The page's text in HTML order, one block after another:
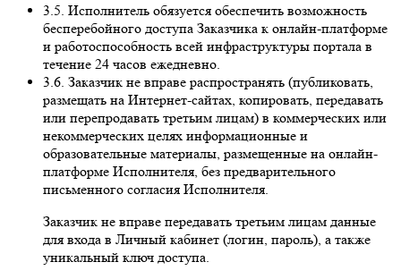
3.5. Исполнитель обязуется обеспечить возможность
бесперебойного доступа Заказчика к онлайн-платформе
и работоспособность всей инфраструктуры портала в
течение 24 часов ежедневно.
3.6. Заказчик не вправе распространять (публиковать,
размещать на Интернет-сайтах, копировать, передавать
или перепродавать третьим лицам) в коммерческих или
некоммерческих целях информационные и
образовательные материалы, размещенные на онлайн-
платформе Исполнителя, без предварительного
письменного согласия Исполнителя.
Заказчик не вправе передавать третьим лицам данные
для входа в Личный кабинет (логин, пароль), а также
уникальный ключ доступа.